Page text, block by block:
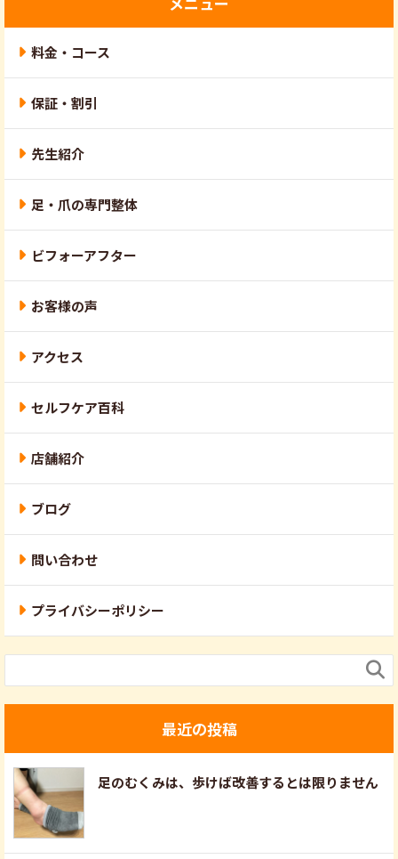
料金・コース
保証・割引
先生紹介
足・爪の専門整体
ビフォーアフター
お客様の声
アクセス
セルフケア百科
店舗紹介
ブログ
問い合わせ
プライバシーポリシー

最近の投稿
足のむくみは、歩けば改善するとは限りません